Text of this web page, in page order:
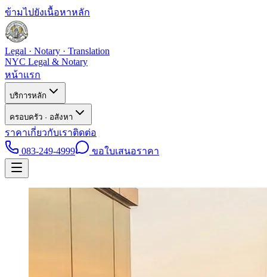
ข้ามไปยังเนื้อหาหลัก
Legal · Notary · Translation
NYC Legal & Notary
หน้าแรก
บริการหลัก
ครอบครัว · อสังหา
ราคาเกี่ยวกับเราติดต่อ
083-249-4999
ขอใบเสนอราคา